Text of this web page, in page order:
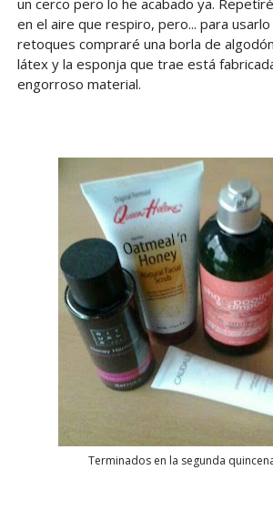
un cerco pero lo he acabado ya.
en el aire que respiro, pero... para
retoques compraré una borla de
látex y la esponja que trae está
engorroso material.
Terminados en la segunda